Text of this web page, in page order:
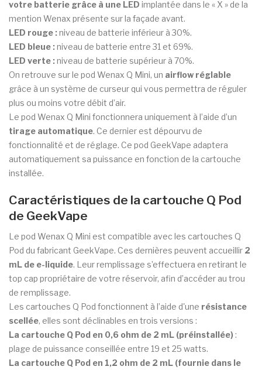
votre batterie grâce à une LED implantée dans le « X » de la
mention Wenax présente sur la façade avant.
LED rouge :niveau de batterie inférieur à 30%.
LED bleue :niveau de batterie entre 31 et 69%.
LED verte :niveau de batterie supérieur à 70%.
On retrouve sur le pod Wenax Q Mini, un airflow réglable
grâce à un système de curseur qui vous permettra de réguler
plus ou moins votre débit d’air.
Le pod Wenax Q Mini fonctionnera uniquement à l’aide d’un
tirage automatique. Ce dernier est dépourvu de
fonctionnalité et de réglage. Ce pod GeekVape adaptera
automatiquement sa puissance en fonction de la cartouche
installée.
Caractéristiques de la cartouche Q Pod
de GeekVape
Le pod Wenax Q Mini est compatible avec les cartouches Q
Pod du fabricant GeekVape. Ces dernières peuvent accueillir 2
mL de e-liquide. Leur remplissage s’effectuera en retirant le
top cap propriétaire de votre réservoir, afin d’accéder au trou
de remplissage.
Les cartouches Q Pod fonctionnent à l’aide d'une résistance
scellée, elles sont déclinables en trois versions :
La cartouche Q Pod en 0,6 ohm de 2 mL (préinstallée) :
plage de puissance conseillée entre 19 et 25 watts.
La cartouche Q Pod en 1,2 ohm de 2 mL (fournie dans le